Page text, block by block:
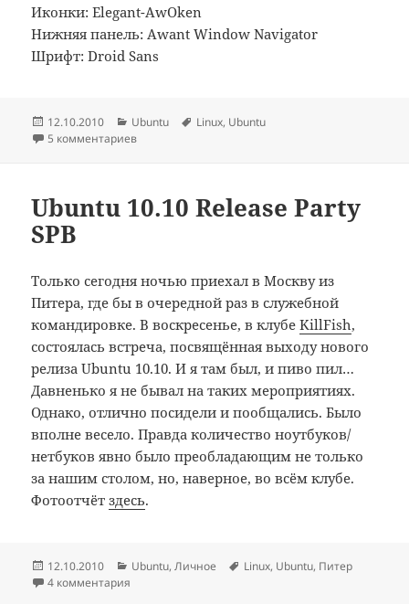
Иконки: Elegant-AwOken
Нижняя панель: Awant Window Navigator
Шрифт: Droid Sans
Опубликовано
12.10.2010 Рубрики
Ubuntu Метки
Linux, Ubuntu
5 комментариев
Ubuntu 10.10 Release Party
SPB
Только сегодня ночью приехал в Москву из
Питера, где бы в очередной раз в служебной
командировке. В воскресенье, в клубеKillFish,
состоялась встреча, посвящённая выходу нового
релиза Ubuntu 10.10. И я там был, и пиво пил…
Давненько я не бывал на таких мероприятиях.
Однако, отлично посидели и пообщались. Было
вполне весело. Правда количество ноутбуков/
нетбуков явно было преобладающим не только
за нашим столом, но, наверное, во всём клубе.
Фотоотчётздесь.
Опубликовано
12.10.2010 Рубрики
Ubuntu,Личное Метки
Linux, Ubuntu, Питер
4 комментария